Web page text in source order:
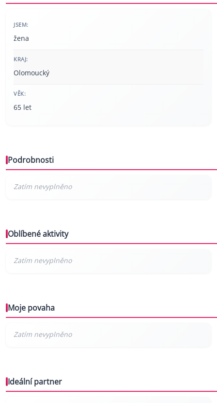
JSEM:
žena
KRAJ:
Olomoucký
VĚK:
65 let
Podrobnosti
Oblíbené aktivity
Moje povaha
Ideální partner